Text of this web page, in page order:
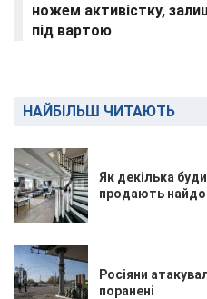
ножем активістку,
під вартою
НАЙБІЛЬШ ЧИТАЮТЬ
Як декілька
продають
Росіяни
поранені